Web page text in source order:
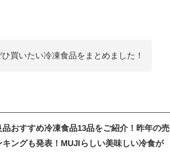
買いたい冷凍食品をまとめました！
品おすすめ冷凍食品13品をご紹介！昨年の売
キングも発表！MUJIらしい美味しい冷食が